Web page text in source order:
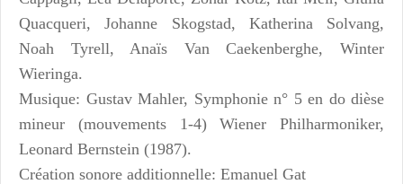
Quacqueri, Johanne Skogstad, Katherina Solvang,
Noah Tyrell, Anaïs Van Caekenberghe, Winter
Wieringa.
Musique: Gustav Mahler, Symphonie n° 5 en do dièse
mineur (mouvements 1-4) Wiener Philharmoniker,
Leonard Bernstein (1987).
Création sonore additionnelle: Emanuel Gat